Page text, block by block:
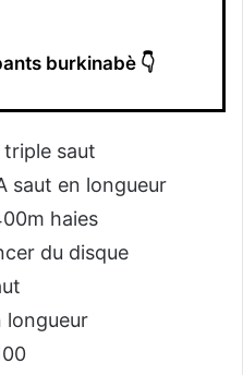
burkinabè 👇
triple saut
saut en longueur
haies
du disque
longueur